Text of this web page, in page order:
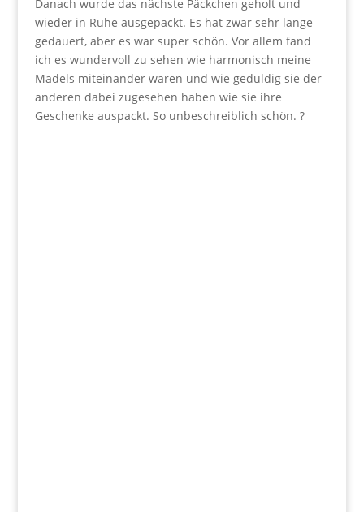
Danach wurde das nächste Päckchen geholt und
wieder in Ruhe ausgepackt. Es hat zwar sehr lange
gedauert, aber es war super schön. Vor allem fand
ich es wundervoll zu sehen wie harmonisch meine
Mädels miteinander waren und wie geduldig sie der
anderen dabei zugesehen haben wie sie ihre
Geschenke auspackt. So unbeschreiblich schön. ?